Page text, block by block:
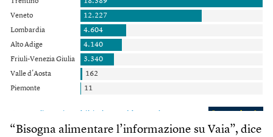
“Bisogna alimentare l’informazione su Vaia”, dice